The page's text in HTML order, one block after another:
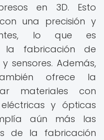
en 3D. Esto
una precisión y
lo que es
la fabricación de
sensores. Además,
ofrece la
materiales con
y ópticas
aún más las
de la fabricación